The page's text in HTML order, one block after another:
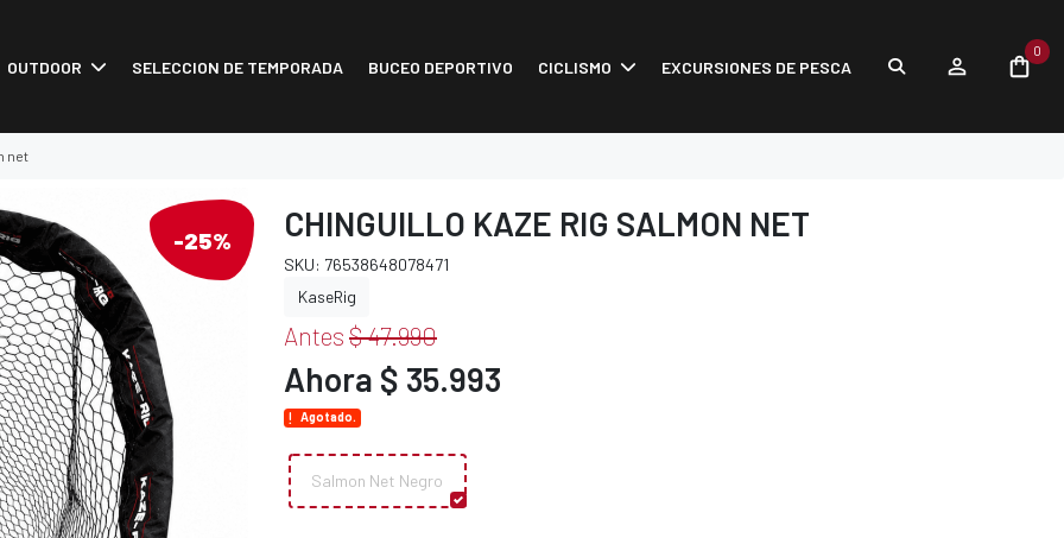
OUTDOOR SELECCION DE TEMPORADA BUCEO DEPORTIVO CICLISMO EXCURSIONES DE PESCA
0
net
-25% CHINGUILLO KAZE RIG SALMON NET
SKU: 76538648078471
KaseRig
Antes $ 47.990
Ahora $ 35.993
Agotado.
Salmon Net Negro